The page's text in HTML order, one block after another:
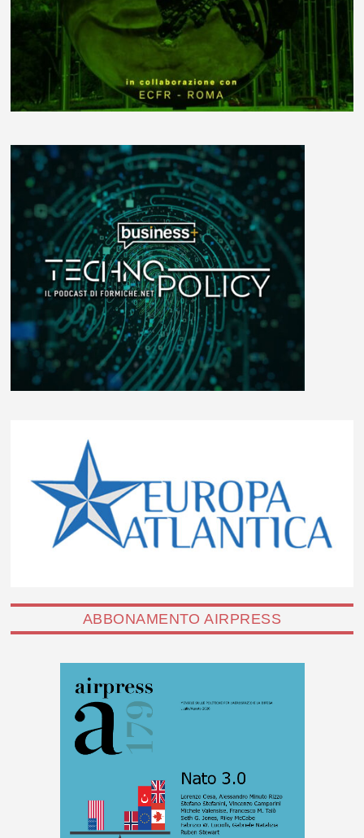
ABBONAMENTO AIRPRESS